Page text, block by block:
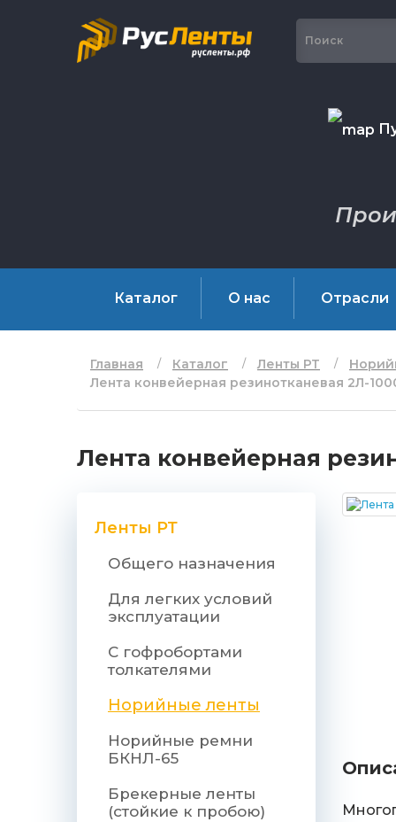
Каталог О нас Отрасли
Главная Каталог Ленты РТ
Лента конвейерная резинотканевая 2Л-
Лента конвейерная
Ленты РТ
Общего назначения
Для легких условий
эксплуатации
С гофробортами
толкателями
Норийные ленты
Норийные ремни
БКНЛ-65
Брекерные ленты
(стойкие к пробою)